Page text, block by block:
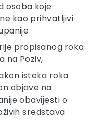
osoba koje
kao prihvatljivi
propisanog roka
na Poziv,
isteka roka
objave na
obavijesti o
sredstava